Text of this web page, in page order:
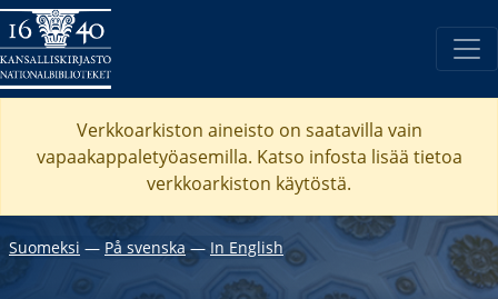
Verkkoarkiston aineisto on saatavilla vain
vapaakappaletyöasemilla. Katso infosta lisää tietoa
verkkoarkiston käytöstä.
Suomeksi ― På svenska― In English